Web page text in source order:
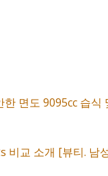
면도 9095cc 습식
비교 소개 [뷰티. 남